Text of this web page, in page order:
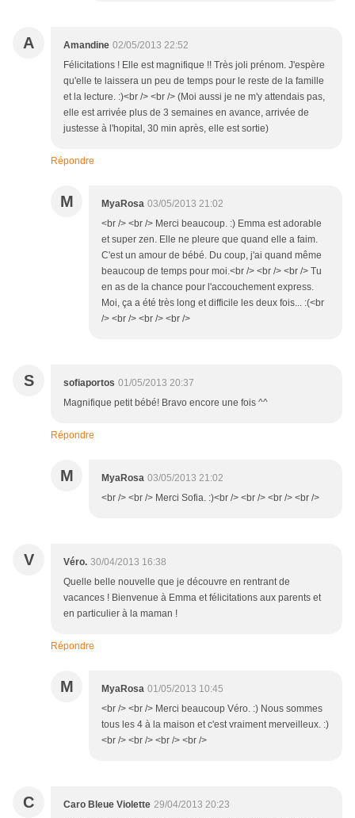
A Amandine 02/05/2013 22:52
Félicitations ! Elle est magnifique !! Très joli prénom. J'espère
qu'elle te laissera un peu de temps pour le reste de la famille
et la lecture. :)<br /> <br /> (Moi aussi je ne m'y attendais pas,
elle est arrivée plus de 3 semaines en avance, arrivée de
justesse à l'hopital, 30 min après, elle est sortie)
Répondre
M MyaRosa 03/05/2013 21:02
<br /> <br /> Merci beaucoup. :) Emma est adorable
et super zen. Elle ne pleure que quand elle a faim.
C'est un amour de bébé. Du coup, j'ai quand même
beaucoup de temps pour moi.<br /> <br /> <br /> Tu
en as de la chance pour l'accouchement express.
Moi, ça a été très long et difficile les deux fois... :(<br
/> <br /> <br /> <br />
S sofiaportos 01/05/2013 20:37
Magnifique petit bébé! Bravo encore une fois ^^
Répondre
M MyaRosa 03/05/2013 21:02
<br /> <br /> Merci Sofia. :)<br /> <br /> <br /> <br />
V Véro. 30/04/2013 16:38
Quelle belle nouvelle que je découvre en rentrant de
vacances ! Bienvenue à Emma et félicitations aux parents et
en particulier à la maman !
Répondre
M MyaRosa 01/05/2013 10:45
<br /> <br /> Merci beaucoup Véro. :) Nous sommes
tous les 4 à la maison et c'est vraiment merveilleux. :)
<br /> <br /> <br /> <br />
C Caro Bleue Violette 29/04/2013 20:23